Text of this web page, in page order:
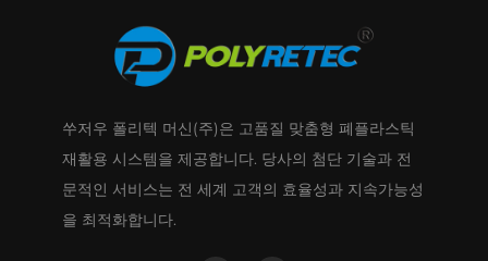
쑤저우 폴리텍 머신(주)은 고품질 맞춤형 폐플라스틱
재활용 시스템을 제공합니다. 당사의 첨단 기술과 전
문적인 서비스는 전 세계 고객의 효율성과 지속가능성
을 최적화합니다.